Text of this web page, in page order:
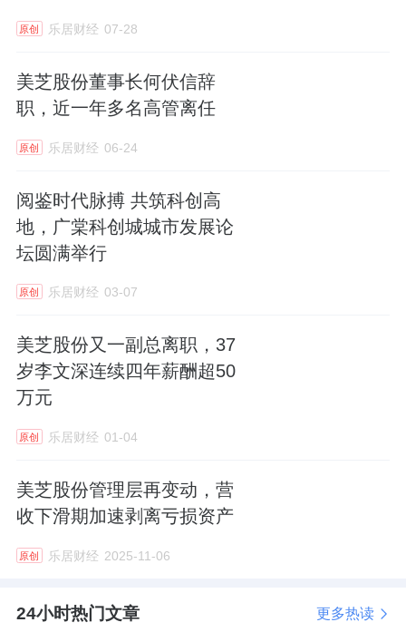
原创 乐居财经 07-28
美芝股份董事长何伏信辞
职，近一年多名高管离任
原创 乐居财经 06-24
阅鉴时代脉搏 共筑科创高
地，广棠科创城城市发展论
坛圆满举行
原创 乐居财经 03-07
美芝股份又一副总离职，37
岁李文深连续四年薪酬超50
万元
原创 乐居财经 01-04
美芝股份管理层再变动，营
收下滑期加速剥离亏损资产
原创 乐居财经 2025-11-06
24小时热门文章 更多热读